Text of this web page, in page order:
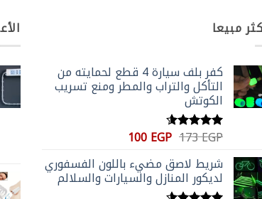
اختيار
الخيارات
مبيعا
كفر بلف سيارة 4 قطع لحمايته من
التأكل والتراب والمطر ومنع تسريب
الكوتش
تم التقييم
173EGP السعر
هو:
173 EGP.
100 EGP السعر
هو:
100 EGP.
شريط لاصق مضيء باللون الفسفوري
لديكور المنازل والسيارات والسلالم